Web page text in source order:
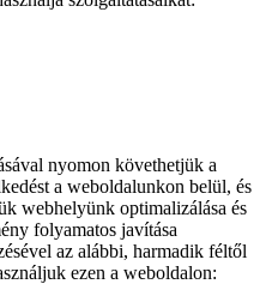
nyomon követhetjük a
a weboldalunkon belül, és
webhelyünk optimalizálása és
folyamatos javítása
az alábbi, harmadik féltől
ezen a weboldalon: